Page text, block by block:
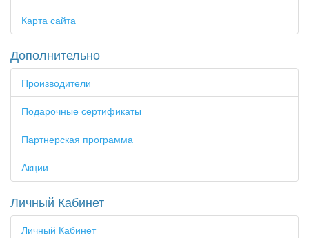
Карта сайта
Дополнительно
Производители
Подарочные сертификаты
Партнерская программа
Акции
Личный Кабинет
Личный Кабинет